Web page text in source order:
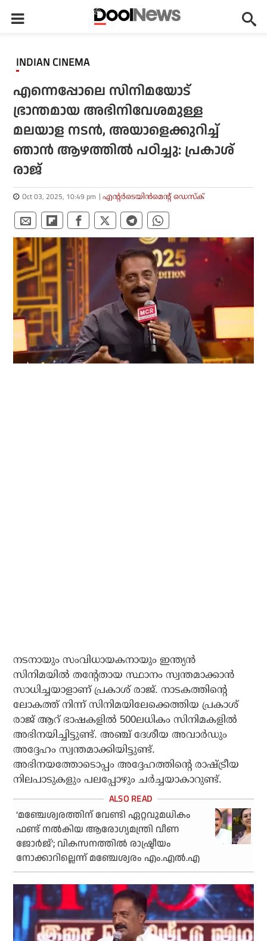
INDIAN CINEMA
എന്നെപ്പോലെ സിനിമയോട്
ഭ്രാന്തമായ അഭിനിവേശമുള്ള
മലയാള നടന്‍, അയാളെക്കുറിച്ച്
ഞാന്‍ ആഴത്തില്‍ പഠിച്ചു: പ്രകാശ്
രാജ്
Oct 03, 2025, 10:49 pm എന്റര്‍ടെയിന്‍മെന്റ് ഡെസ്‌ക്
നടനായും സംവിധായകനായും ഇന്ത്യന്‍
സിനിമയില്‍ തന്റേതായ സ്ഥാനം സ്വന്തമാക്കാന്‍
സാധിച്ചയാളാണ് പ്രകാശ് രാജ്. നാടകത്തിന്റെ
ലോകത്ത് നിന്ന് സിനിമയിലേക്കെത്തിയ പ്രകാശ്
രാജ് ആറ് ഭാഷകളില്‍ 500ലധികം സിനിമകളില്‍
അഭിനയിച്ചിട്ടുണ്ട്. അഞ്ച് ദേശീയ അവാര്‍ഡും
അദ്ദേഹം സ്വന്തമാക്കിയിട്ടുണ്ട്.
അഭിനയത്തോടൊപ്പം അദ്ദേഹത്തിന്റെ രാഷ്ട്രീയ
നിലപാടുകളും പലപ്പോഴും ചര്‍ച്ചയാകാറുണ്ട്.
‘മഞ്ചേശ്വരത്തിന് വേണ്ടി ഏറ്റവുമധികം
ഫണ്ട് നല്‍കിയ ആരോഗ്യമന്ത്രി വീണ
ജോര്‍ജ്’; വികസനത്തില്‍ രാഷ്ട്രീയം
നോക്കാറില്ലെന്ന് മഞ്ചേശ്വരം എം.എല്‍.എ